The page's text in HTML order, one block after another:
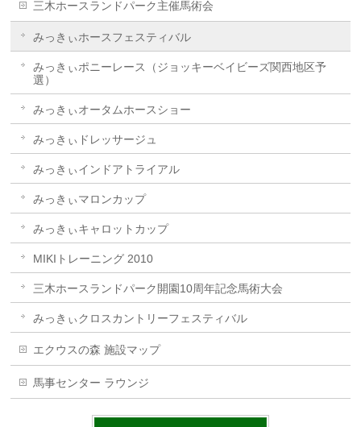
三木ホースランドパーク主催馬術会
みっきぃホースフェスティバル
みっきぃポニーレース（ジョッキーベイビーズ関西地区予
選）
みっきぃオータムホースショー
みっきぃドレッサージュ
みっきぃインドアトライアル
みっきぃマロンカップ
みっきぃキャロットカップ
MIKIトレーニング 2010
三木ホースランドパーク開園10周年記念馬術大会
みっきぃクロスカントリーフェスティバル
エクウスの森 施設マップ
馬事センター ラウンジ